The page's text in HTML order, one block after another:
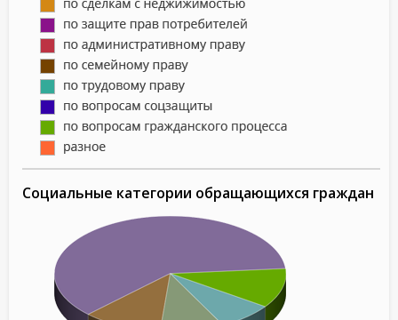
Социальные категории обращающихся граждан